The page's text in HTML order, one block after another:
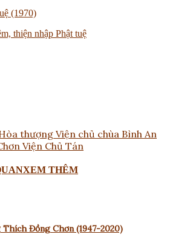
(1970)
thiện nhập Phật tuệ
thượng Viện chủ chùa Bình An
Viện Chủ Tán
XEM THÊM
Đồng Chơn (1947-2020)